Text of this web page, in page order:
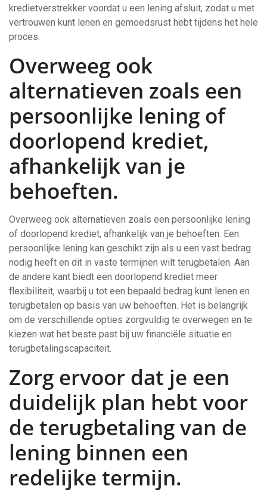
kredietverstrekker voordat u een lening afsluit, zodat u met
vertrouwen kunt lenen en gemoedsrust hebt tijdens het hele
proces.
Overweeg ook
alternatieven zoals een
persoonlijke lening of
doorlopend krediet,
afhankelijk van je
behoeften.
Overweeg ook alternatieven zoals een persoonlijke lening
of doorlopend krediet, afhankelijk van je behoeften. Een
persoonlijke lening kan geschikt zijn als u een vast bedrag
nodig heeft en dit in vaste termijnen wilt terugbetalen. Aan
de andere kant biedt een doorlopend krediet meer
flexibiliteit, waarbij u tot een bepaald bedrag kunt lenen en
terugbetalen op basis van uw behoeften. Het is belangrijk
om de verschillende opties zorgvuldig te overwegen en te
kiezen wat het beste past bij uw financiële situatie en
terugbetalingscapaciteit.
Zorg ervoor dat je een
duidelijk plan hebt voor
de terugbetaling van de
lening binnen een
redelijke termijn.